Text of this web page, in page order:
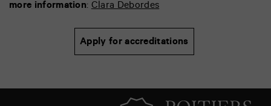
more information: Clara Debordes
Apply for accreditations